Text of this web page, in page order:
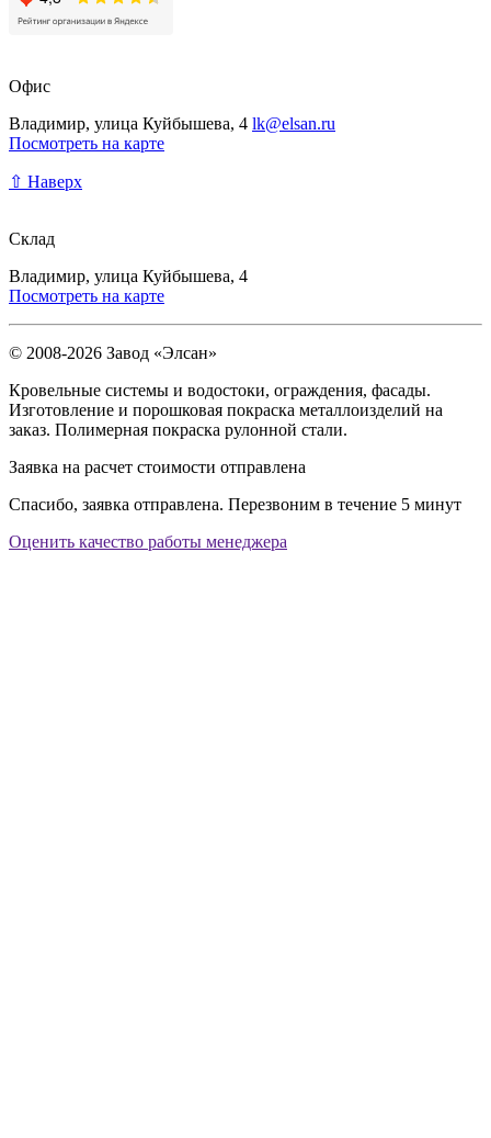
Офис
Владимир, улица Куйбышева, 4 lk@elsan.ru
Посмотреть на карте
⇧ Наверх
Склад
Владимир, улица Куйбышева, 4
Посмотреть на карте
© 2008-2026 Завод «Элсан»
Кровельные системы и водостоки, ограждения, фасады.
Изготовление и порошковая покраска металлоизделий на
заказ. Полимерная покраска рулонной стали.
Заявка на расчет стоимости отправлена
Спасибо, заявка отправлена. Перезвоним в течение 5 минут
Оценить качество работы менеджера